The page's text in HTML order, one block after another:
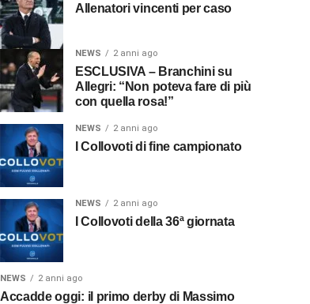
Allenatori vincenti per caso
NEWS 2 anni ago
ESCLUSIVA – Branchini su
Allegri: “Non poteva fare di più
con quella rosa!”
NEWS 2 anni ago
I Collovoti di fine campionato
NEWS 2 anni ago
I Collovoti della 36ª giornata
NEWS 2 anni ago
Accadde oggi: il primo derby di Massimo